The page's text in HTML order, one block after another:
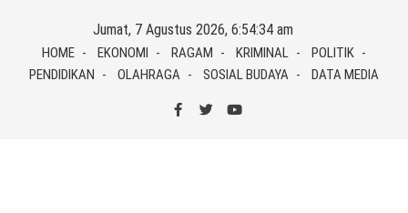
content
Jumat, 7 Agustus 2026, 6:54:35 am
HOME EKONOMI RAGAM KRIMINAL
POLITIK
PENDIDIKAN
OLAHRAGA SOSIAL BUDAYA DATA MEDIA